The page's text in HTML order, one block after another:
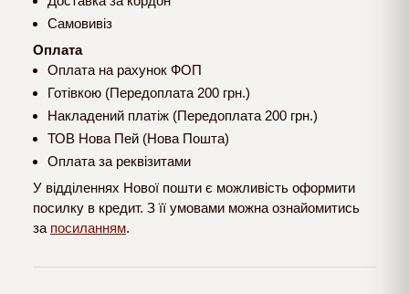
Самовивіз
Оплата
Оплата на рахунок ФОП
Готівкою (Передоплата 200 грн.)
Накладений платіж (Передоплата 200 грн.)
ТОВ Нова Пей (Нова Пошта)
Оплата за реквізитами
У відділеннях Нової пошти є можливість оформити
посилку в кредит. З її умовами можна ознайомитись
за посиланням.